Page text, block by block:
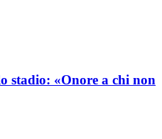
stadio: «Onore a chi non